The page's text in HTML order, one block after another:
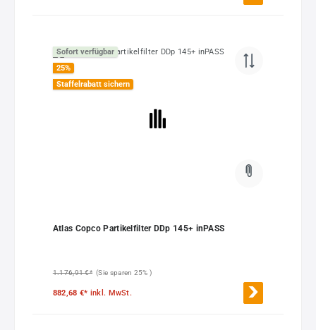
Sofort verfügbar
25%
Staffelrabatt sichern
Atlas Copco Partikelfilter DDp 145+ inPASS
1.176,91 €* (Sie sparen 25% )
882,68 €* inkl. MwSt.